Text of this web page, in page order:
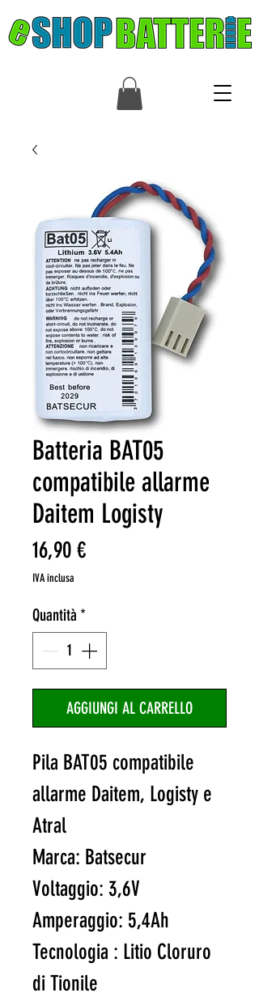
Batteria BAT05
compatibile allarme
Daitem Logisty
16,90 €Prezzo
IVA inclusa
Quantità *
AGGIUNGI AL CARRELLO
Pila BAT05 compatibile
allarme Daitem, Logisty e
Atral
Marca: Batsecur
Voltaggio: 3,6V
Amperaggio: 5,4Ah
Tecnologia : Litio Cloruro
di Tionile